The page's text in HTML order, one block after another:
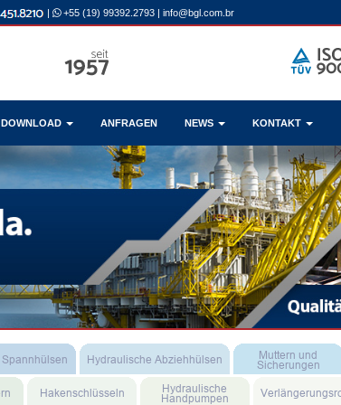
| +55 (19) 99392.2793 | info@bgl.com.br
DOWNLOAD ANFRAGEN NEWS KONTAKT